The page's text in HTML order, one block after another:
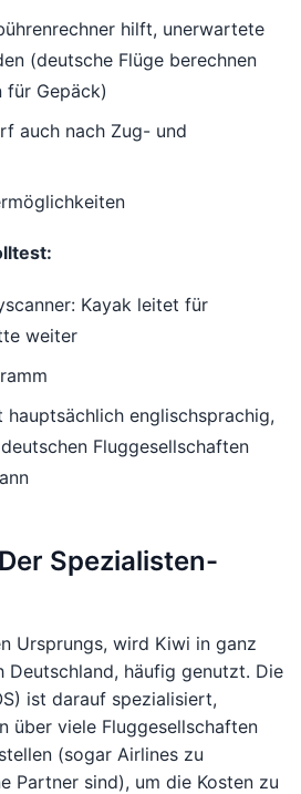
hilft, unerwartete
(deutsche Flüge berechnen
für Gepäck)
auch nach Zug- und
Kayak leitet für
weiter
englischsprachig,
Fluggesellschaften
Spezialisten-
Ursprungs, wird Kiwi in ganz
Deutschland, häufig genutzt. Die
ist darauf spezialisiert,
über viele Fluggesellschaften
(sogar Airlines zu
Partner sind), um die Kosten zu